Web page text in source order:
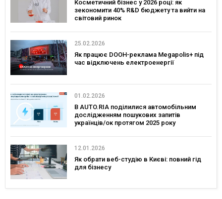
Косметичний бізнес у 2026 році: як
зекономити 40% R&D бюджету та вийти на
світовий ринок
25.02.2026
Як працює DOOH-реклама Megapolis+ під
час відключень електроенергії
01.02.2026
В AUTO.RIA поділилися автомобільним
дослідженням пошукових запитів
українців/ок протягом 2025 року
12.01.2026
Як обрати веб-студію в Києві: повний гід
для бізнесу